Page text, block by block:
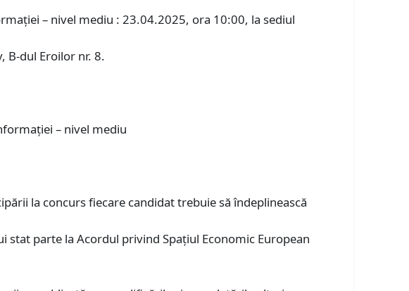
– nivel mediu : 23.04.2025, ora 10:00, la sediul
B-dul Eroilor nr. 8.
– nivel mediu
la concurs fiecare candidat trebuie să îndeplinească
parte la Acordul privind Spațiul Economic European